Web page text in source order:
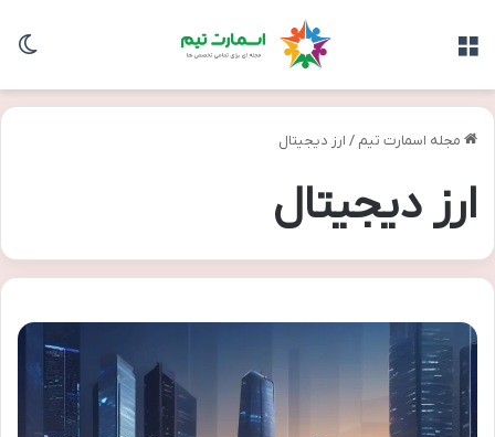
مجله اسمارت تیم / ارز دیجیتال
ارز دیجیتال